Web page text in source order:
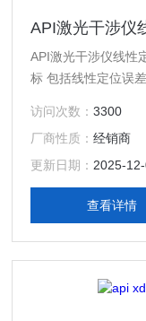
API激光干涉仪
API激光干涉仪线性
标 包括线性定位误
两点调光线. 无需三
访问次数：3300
厂商性质：经销商
更新日期： 2025-
查看详情